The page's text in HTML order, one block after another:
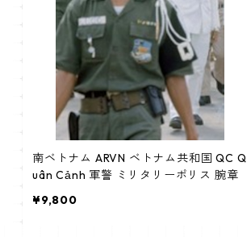
南ベトナム ARVN ベトナム共和国 QC Q
uân Cảnh 軍警 ミリタリーポリス 腕章
¥9,800